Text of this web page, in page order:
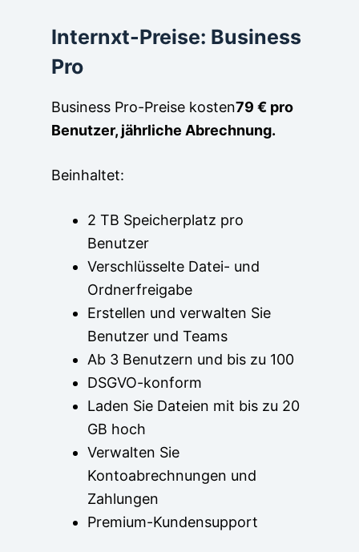
Internxt-Preise: Business
Pro
Business Pro-Preise kosten79 € pro
Benutzer, jährliche Abrechnung.
Beinhaltet:
2 TB Speicherplatz pro
Benutzer
Verschlüsselte Datei- und
Ordnerfreigabe
Erstellen und verwalten Sie
Benutzer und Teams
Ab 3 Benutzern und bis zu 100
DSGVO-konform
Laden Sie Dateien mit bis zu 20
GB hoch
Verwalten Sie
Kontoabrechnungen und
Zahlungen
Premium-Kundensupport